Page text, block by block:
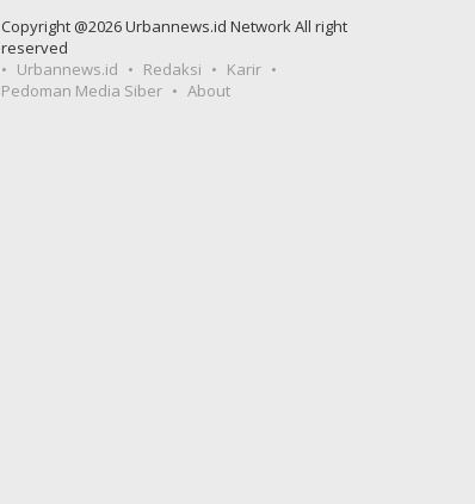
Copyright @2026 Urbannews.id Network All right
reserved
Urbannews.id
Redaksi
Karir
Pedoman Media Siber
About